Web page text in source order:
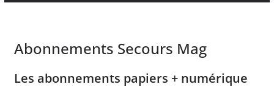
Abonnements Secours Mag
Les abonnements papiers + numérique